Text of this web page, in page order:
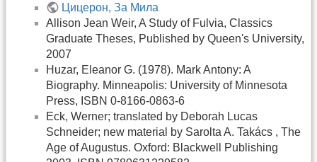
Цицерон, За Мила
Allison Jean Weir, A Study of Fulvia, Classics
Graduate Theses, Published by Queen's University,
2007
Huzar, Eleanor G. (1978). Mark Antony: A
Biography. Minneapolis: University of Minnesota
Press, ISBN 0-8166-0863-6
Eck, Werner; translated by Deborah Lucas
Schneider; new material by Sarolta A. Takács , The
Age of Augustus. Oxford: Blackwell Publishing